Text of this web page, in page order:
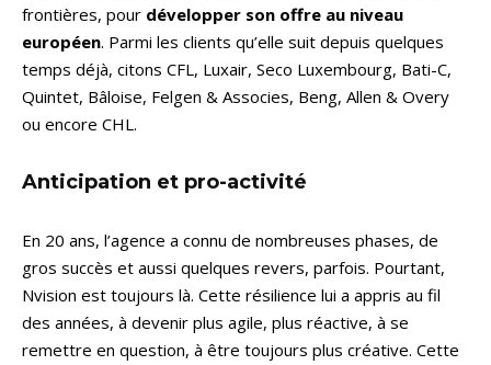
frontières, pour développer son offre au niveau
européen. Parmi les clients qu’elle suit depuis quelques
temps déjà, citons CFL, Luxair, Seco Luxembourg, Bati-C,
Quintet, Bâloise, Felgen & Associes, Beng, Allen & Overy
ou encore CHL.
Anticipation et pro-activité
En 20 ans, l’agence a connu de nombreuses phases, de
gros succès et aussi quelques revers, parfois. Pourtant,
Nvision est toujours là. Cette résilience lui a appris au fil
des années, à devenir plus agile, plus réactive, à se
remettre en question, à être toujours plus créative. Cette